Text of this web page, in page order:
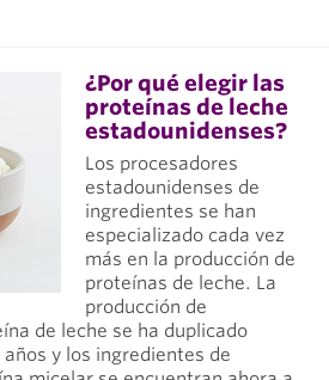
¿Por qué elegir las
proteínas de leche
estadounidenses?
Los procesadores
estadounidenses de
ingredientes se han
especializado cada vez
más en la producción de
proteínas de leche. La
producción de
de leche se ha duplicado
y los ingredientes de